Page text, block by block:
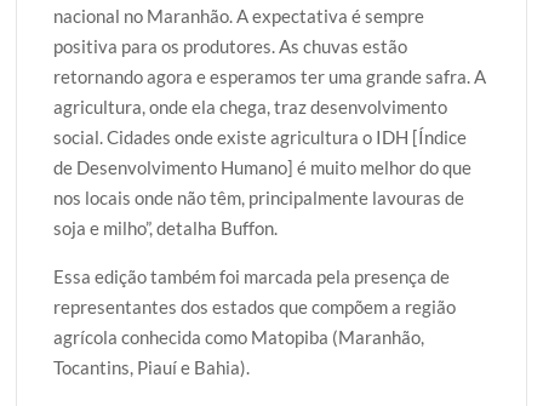
nacional no Maranhão. A expectativa é sempre
positiva para os produtores. As chuvas estão
retornando agora e esperamos ter uma grande safra. A
agricultura, onde ela chega, traz desenvolvimento
social. Cidades onde existe agricultura o IDH [Índice
de Desenvolvimento Humano] é muito melhor do que
nos locais onde não têm, principalmente lavouras de
soja e milho”, detalha Buffon.
Essa edição também foi marcada pela presença de
representantes dos estados que compõem a região
agrícola conhecida como Matopiba (Maranhão,
Tocantins, Piauí e Bahia).